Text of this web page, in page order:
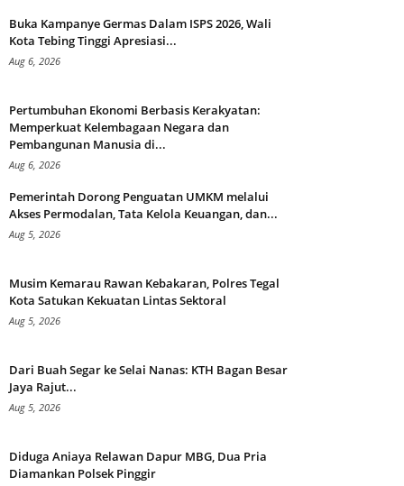
Buka Kampanye Germas Dalam ISPS 2026, Wali
Kota Tebing Tinggi Apresiasi...
Aug 6, 2026
Pertumbuhan Ekonomi Berbasis Kerakyatan:
Memperkuat Kelembagaan Negara dan
Pembangunan Manusia di...
Aug 6, 2026
Pemerintah Dorong Penguatan UMKM melalui
Akses Permodalan, Tata Kelola Keuangan, dan...
Aug 5, 2026
Musim Kemarau Rawan Kebakaran, Polres Tegal
Kota Satukan Kekuatan Lintas Sektoral
Aug 5, 2026
Dari Buah Segar ke Selai Nanas: KTH Bagan Besar
Jaya Rajut...
Aug 5, 2026
Diduga Aniaya Relawan Dapur MBG, Dua Pria
Diamankan Polsek Pinggir